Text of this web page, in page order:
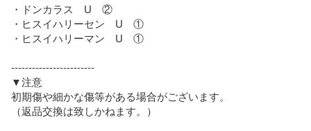
・ドンカラス　U　②
・ヒスイハリーセン　U　①
・ヒスイハリーマン　U　①
------------------------
▼注意
初期傷や細かな傷等がある場合がございます。
（返品交換は致しかねます。）